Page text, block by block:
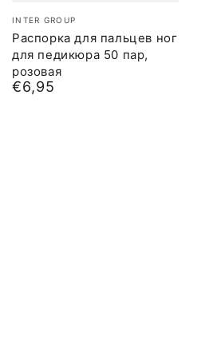
Бренд:
INTER GROUP
Распорка для пальцев ног
для педикюра 50 пар,
розовая
Обычная
€6,95